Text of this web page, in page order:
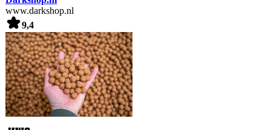
www.darkshop.nl
9,4